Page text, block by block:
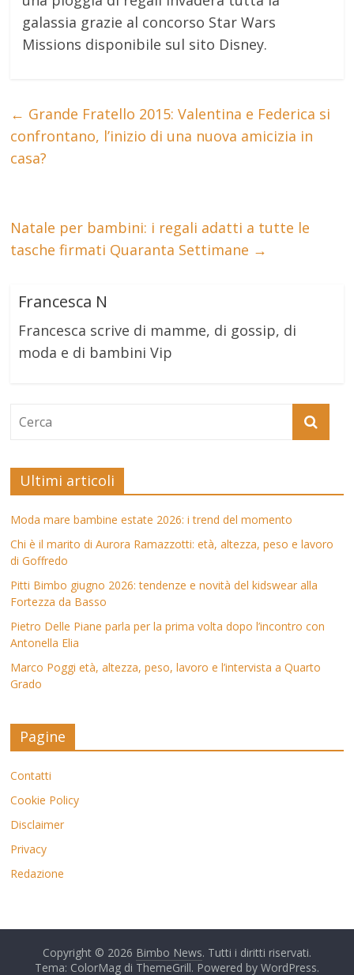
galassia grazie al concorso Star Wars
Missions disponibile sul sito Disney.
← Grande Fratello 2015: Valentina e Federica si
confrontano, l’inizio di una nuova amicizia in
casa?
Natale per bambini: i regali adatti a tutte le
tasche firmati Quaranta Settimane →
Francesca N
Francesca scrive di mamme, di gossip, di
moda e di bambini Vip
Ultimi articoli
Moda mare bambine estate 2026: i trend del momento
Chi è il marito di Aurora Ramazzotti: età, altezza, peso e lavoro
di Goffredo
Pitti Bimbo giugno 2026: tendenze e novità del kidswear alla
Fortezza da Basso
Pietro Delle Piane parla per la prima volta dopo l’incontro con
Antonella Elia
Marco Poggi età, altezza, peso, lavoro e l’intervista a Quarto
Grado
Pagine
Contatti
Cookie Policy
Disclaimer
Privacy
Redazione
Copyright © 2026 Bimbo News. Tutti i diritti riservati.
Tema: ColorMag di ThemeGrill. Powered by WordPress.